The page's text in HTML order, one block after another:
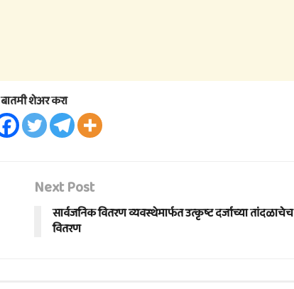
बातमी शेअर करा
Next Post
सार्वजनिक वितरण व्यवस्थेमार्फत उत्कृष्ट दर्जाच्या तांदळाचेच
वितरण